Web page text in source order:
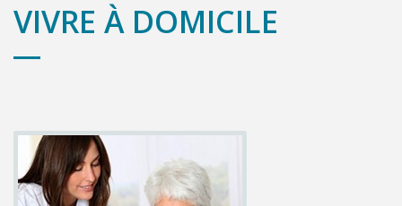
VIVRE À DOMICILE